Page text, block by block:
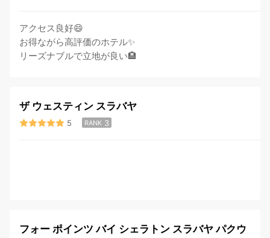
アクセス良好😄
お得ながら高評価のホテル✨
リーズナブルで立地が良い🏨
ザ ウェスティン スラバヤ
5 RANK 3
フォー ポインツ バイ シェラトン スラバヤ パクウ